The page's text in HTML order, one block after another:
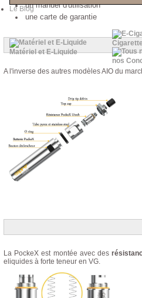
Le Blog
Matériel et E-Liquide
nos
un manuel d'utilisation
une carte de garantie
A l'inverse des autres modèles AIO du
La PockeX est montée avec des
eliquides à forte teneur en VG.